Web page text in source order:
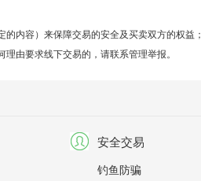
内容）来保障交易的安全及买卖双方的权益；
由要求线下交易的，请联系管理举报。
安全交易
钓鱼防骗